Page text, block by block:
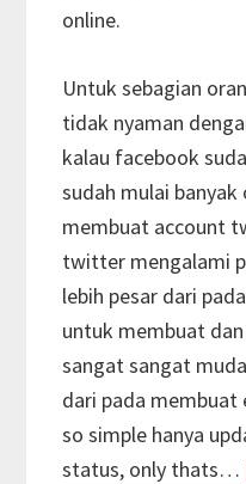
online.
Untuk sebagian
tidak nyaman
kalau facebook
sudah mulai
membuat account
twitter mengalami
lebih pesar dari
untuk membuat
sangat sangat
dari pada
so simple hanya
status, only thats…